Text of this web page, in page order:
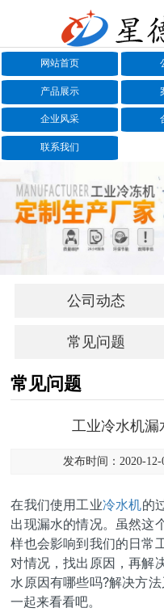
网站首页
产品展示
企业风采
联系我们
公司动态
常见问题
常见问题
工业冷水机
发布时间：2020-
在我们使用工业冷水机的
出现漏水的情况。虽然这
样也会影响到我们的日常
对情况，找出原因，再解
水原因有哪些吗?解决方
一起来看看吧。